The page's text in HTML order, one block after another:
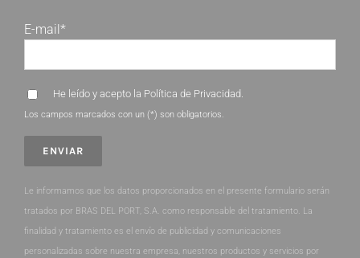
E-mail*
He leído y acepto la Política de Privacidad.
Los campos marcados con un (*) son obligatorios.
Le informamos que los datos proporcionados en el presente formulario serán
tratados por BRAS DEL PORT, S.A. como responsable del tratamiento. La
finalidad y tratamiento es el envío de publicidad y comunicaciones
personalizadas sobre nuestra empresa, nuestros productos y servicios por